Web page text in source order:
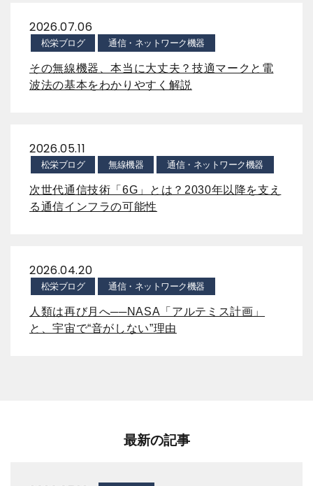
2026.07.06
松栄ブログ 通信・ネットワーク機器
その無線機器、本当に大丈夫？技適マークと電
波法の基本をわかりやすく解説
2026.05.11
松栄ブログ 無線機器 通信・ネットワーク機器
次世代通信技術「6G」とは？2030年以降を支え
る通信インフラの可能性
2026.04.20
松栄ブログ 通信・ネットワーク機器
人類は再び月へ──NASA「アルテミス計画」
と、宇宙で“音がしない”理由
最新の記事